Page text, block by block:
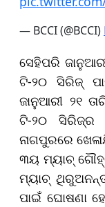
— BCCI (@BCCI)
ସେହିପରି
ଟି-୨୦ ସିରିଜ୍‌
ଜାନୁଆରୀ ୨୧
ଟି-୨୦
ନାଗପୁରରେ
୩ୟ ମ୍ୟାଚ୍‌
ମ୍ୟାଚ୍‌
ପାଇଁ ଘୋଷଣା